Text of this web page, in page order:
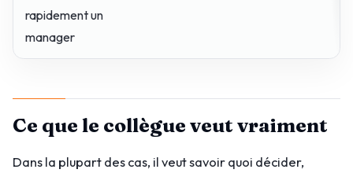
rapidement un
manager
Ce que le collègue veut vraiment
Dans la plupart des cas, il veut savoir quoi décider,